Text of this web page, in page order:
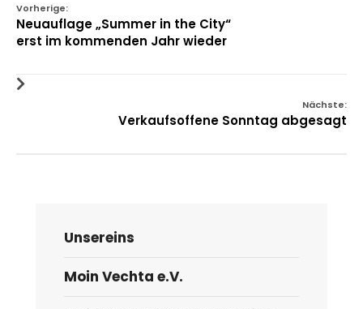
Vorherige:
Neuauflage „Summer in the City“
erst im kommenden Jahr wieder
Nächste:
Verkaufsoffene Sonntag abgesagt
Unsereins
Moin Vechta e.V.